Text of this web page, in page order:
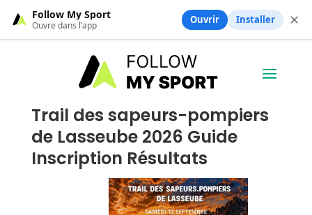
Trail des sapeurs-pompiers
de Lasseube 2026 Guide
Inscription Résultats
Follow My Sport
Ouvre dans l’app Ouvrir Installer ✕